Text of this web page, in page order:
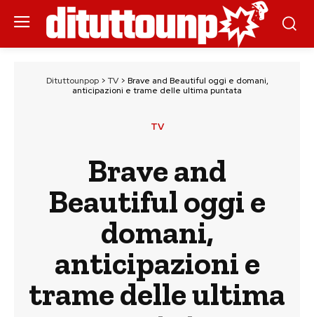
Dituttounpop> TV> Brave and Beautiful oggi e domani,
anticipazioni e trame delle ultima puntata
TV
Brave and
Beautiful oggi e
domani,
anticipazioni e
trame delle ultima